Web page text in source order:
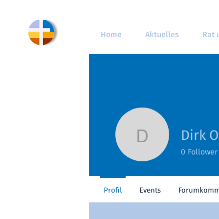
Home Aktuelles Rat
Dirk Dirk
0 Follower
Profil Events